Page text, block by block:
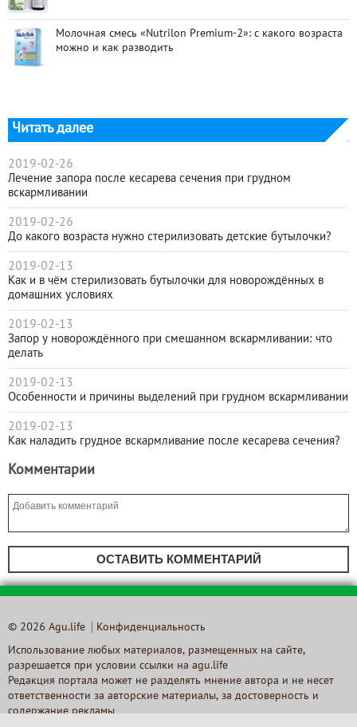
Молочная смесь «Nutrilon Premium-2»: с какого возраста
можно и как разводить
Читать далее
2019-02-26
Лечение запора после кесарева сечения при грудном
вскармливании
2019-02-26
До какого возраста нужно стерилизовать детские бутылочки?
2019-02-13
Как и в чём стерилизовать бутылочки для новорождённых в
домашних условиях
2019-02-13
Запор у новорождённого при смешанном вскармливании: что
делать
2019-02-13
Особенности и причины выделений при грудном вскармливании
2019-02-13
Как наладить грудное вскармливание после кесарева сечения?
Комментарии
ОСТАВИТЬ КОММЕНТАРИЙ
© 2026 Agu.life Конфиденциальность
Использование любых материалов, размещенных на сайте,
разрешается при условии ссылки на agu.life
Редакция портала может не разделять мнение автора и не несет
ответственности за авторские материалы, за достоверность и
содержание рекламы